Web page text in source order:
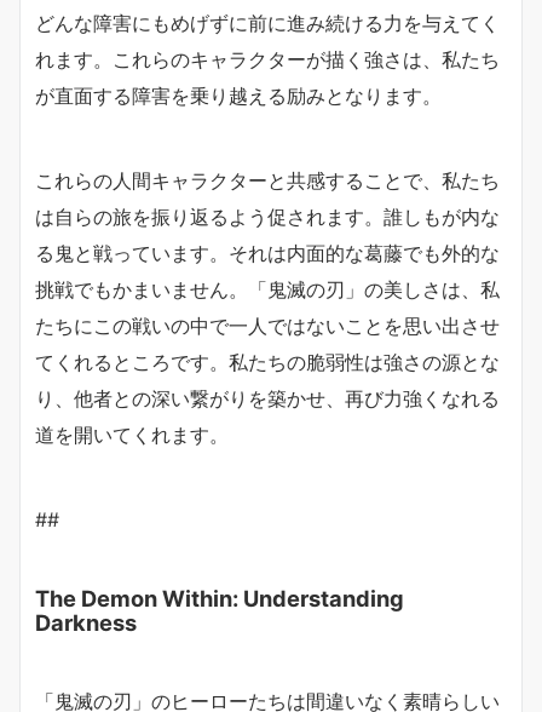
どんな障害にもめげずに前に進み続ける力を与えてく
れます。これらのキャラクターが描く強さは、私たち
が直面する障害を乗り越える励みとなります。
これらの人間キャラクターと共感することで、私たち
は自らの旅を振り返るよう促されます。誰しもが内な
る鬼と戦っています。それは内面的な葛藤でも外的な
挑戦でもかまいません。「鬼滅の刃」の美しさは、私
たちにこの戦いの中で一人ではないことを思い出させ
てくれるところです。私たちの脆弱性は強さの源とな
り、他者との深い繋がりを築かせ、再び力強くなれる
道を開いてくれます。
##
The Demon Within: Understanding
Darkness
「鬼滅の刃」のヒーローたちは間違いなく素晴らしい